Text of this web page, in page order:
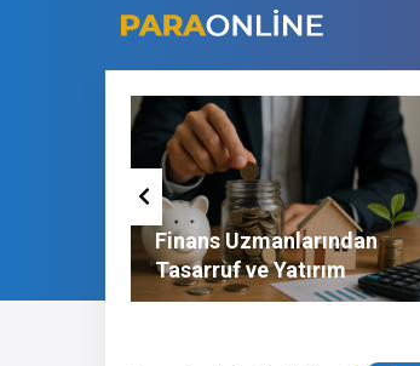
Finans Uzmanlarından
Tasarruf ve Yatırım
Tavsiyeleri